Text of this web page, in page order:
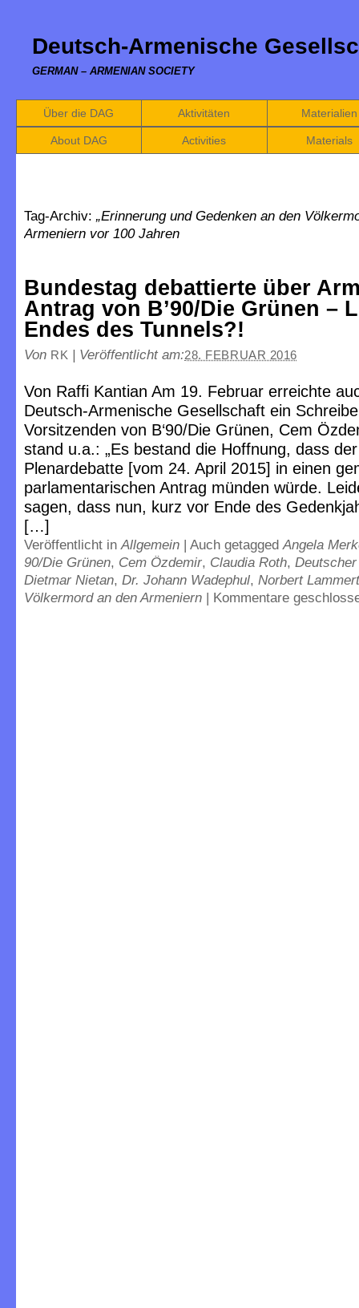
Deutsch-Armenische
GERMAN – ARMENIAN SOCIETY
Über die DAG Aktivitäten Materialien
About DAG Activities Materials
Tag-Archiv: „Erinnerung und Gedenken an den
Armeniern vor 100 Jahren
Bundestag debattierte über
Antrag von B’90/Die Grünen –
Endes des Tunnels?!
Von RK | Veröffentlicht am:28. FEBRUAR 2016
Von Raffi Kantian Am 19. Februar erreichte
Deutsch-Armenische Gesellschaft ein
Vorsitzenden von B‘90/Die Grünen, Cem
stand u.a.: „Es bestand die Hoffnung, dass
Plenardebatte [vom 24. April 2015] in einen
parlamentarischen Antrag münden würde.
sagen, dass nun, kurz vor Ende des
[…]
Veröffentlicht inAllgemein | Auch getaggedAngela
90/Die Grünen, Cem Özdemir, Claudia Roth,
Dietmar Nietan, Dr. Johann Wadephul, Norbert Lammert
Völkermord an den Armeniern | Kommentare